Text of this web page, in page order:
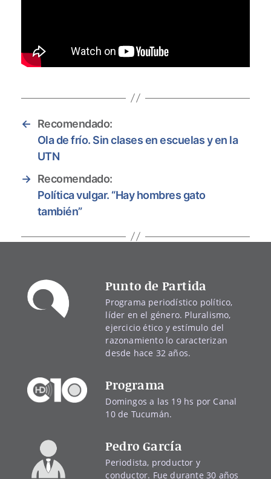
←
Recomendado:
Ola de frío. Sin clases en escuelas y en la
UTN
→ Recomendado:
Política vulgar. “Hay hombres gato
también”
Punto de Partida
Programa periodístico político,
líder en el género. Pluralismo,
ejercicio ético y estímulo del
razonamiento lo caracterizan
desde hace 32 años.
Programa
Domingos a las 19 hs por Canal
10 de Tucumán.
Pedro García
Periodista, productor y
conductor. Fue durante 30 años